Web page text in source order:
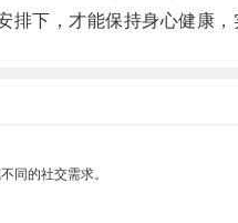
下，才能保持身心健康，
同的社交需求。